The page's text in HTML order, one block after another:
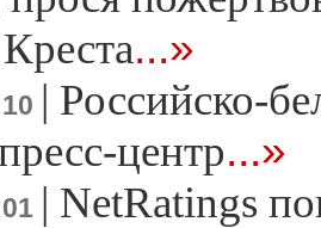
...»
| Российско-
центр...»
| NetRatings